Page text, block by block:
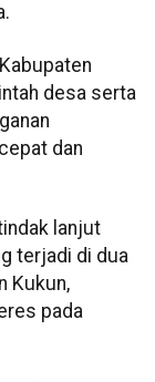
desa serta
dan
lanjut
terjadi di dua
Kukun,
pada